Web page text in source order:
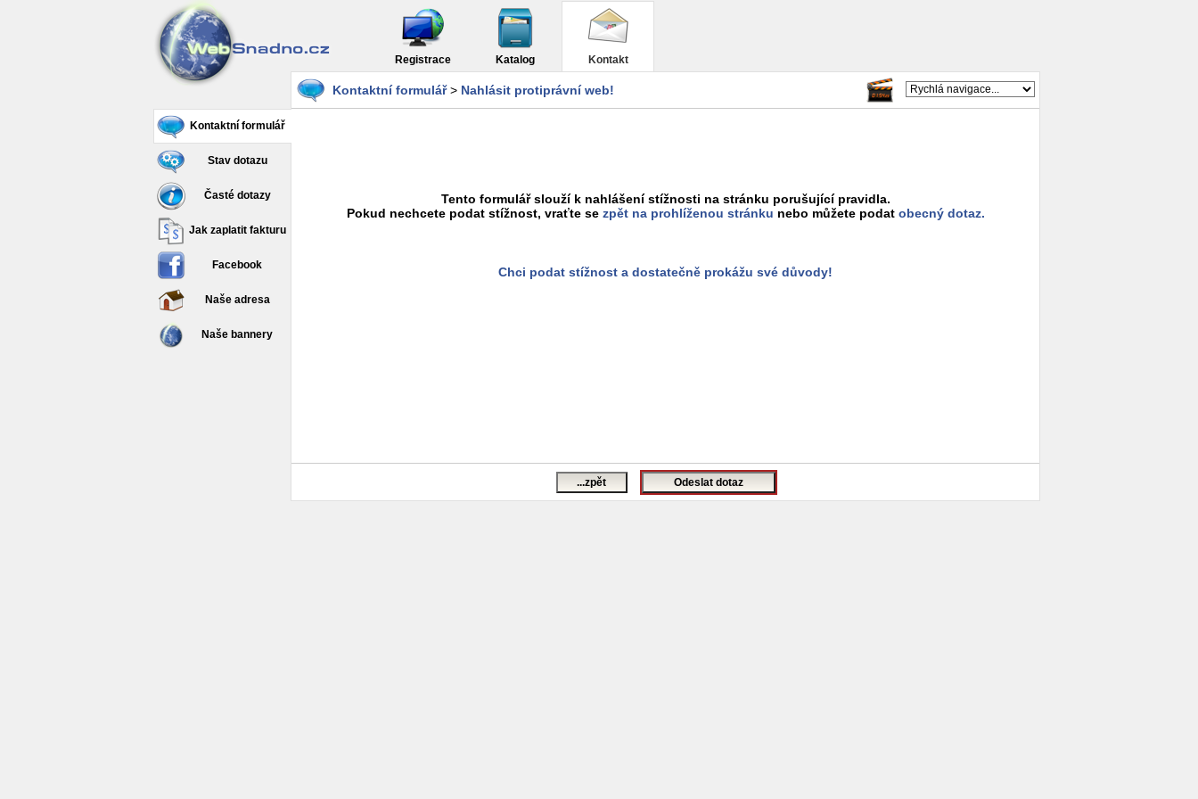
Registrace Katalog Kontakt
Kontaktní formulář
Stav dotazu
Časté dotazy
Jak zaplatit fakturu
Facebook
Naše adresa
Naše bannery
Kontaktní formulář> Nahlásit protiprávní web!
Tento formulář slouží k nahlášení stížnosti na stránku porušující pravidla.
Pokud nechcete podat stížnost, vraťte se zpět na prohlíženou stránku nebo můžete podat obecný dotaz.
Chci podat stížnost a dostatečně prokážu své důvody!